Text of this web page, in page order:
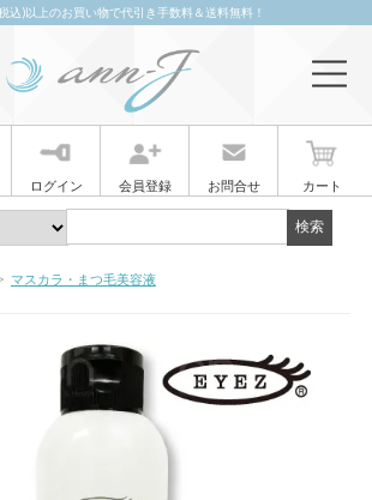
込)以上のお買い物で代引き手数料＆送料無料！
ログイン 会員登録 お問合せ カート
マスカラ・まつ毛美容液